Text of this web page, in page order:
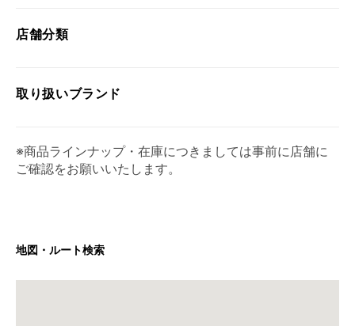
店舗分類
取り扱いブランド
※商品ラインナップ・在庫につきましては事前に店舗に
ご確認をお願いいたします。
地図・ルート検索